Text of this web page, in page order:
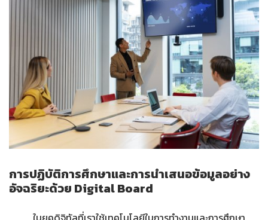
การปฏิบัติการศึกษาและการนำเสนอข้อมูลอย่าง
อัจฉริยะด้วย Digital Board